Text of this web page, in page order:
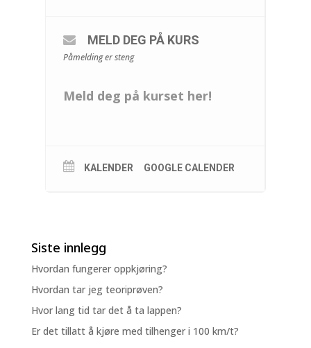
MELD DEG PÅ KURS
Påmelding er steng
Meld deg på kurset her!
KALENDER GOOGLE CALENDER
Siste innlegg
Hvordan fungerer oppkjøring?
Hvordan tar jeg teoriprøven?
Hvor lang tid tar det å ta lappen?
Er det tillatt å kjøre med tilhenger i 100 km/t?